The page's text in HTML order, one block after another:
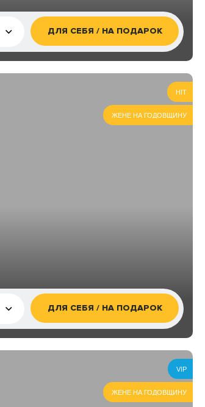
ДЛЯ СЕБЯ / НА ПОДАРОК
HIT
ЖЕНЕ НА ГОДОВЩИНУ
ДЛЯ СЕБЯ / НА ПОДАРОК
VIP
ЖЕНЕ НА ГОДОВЩИНУ